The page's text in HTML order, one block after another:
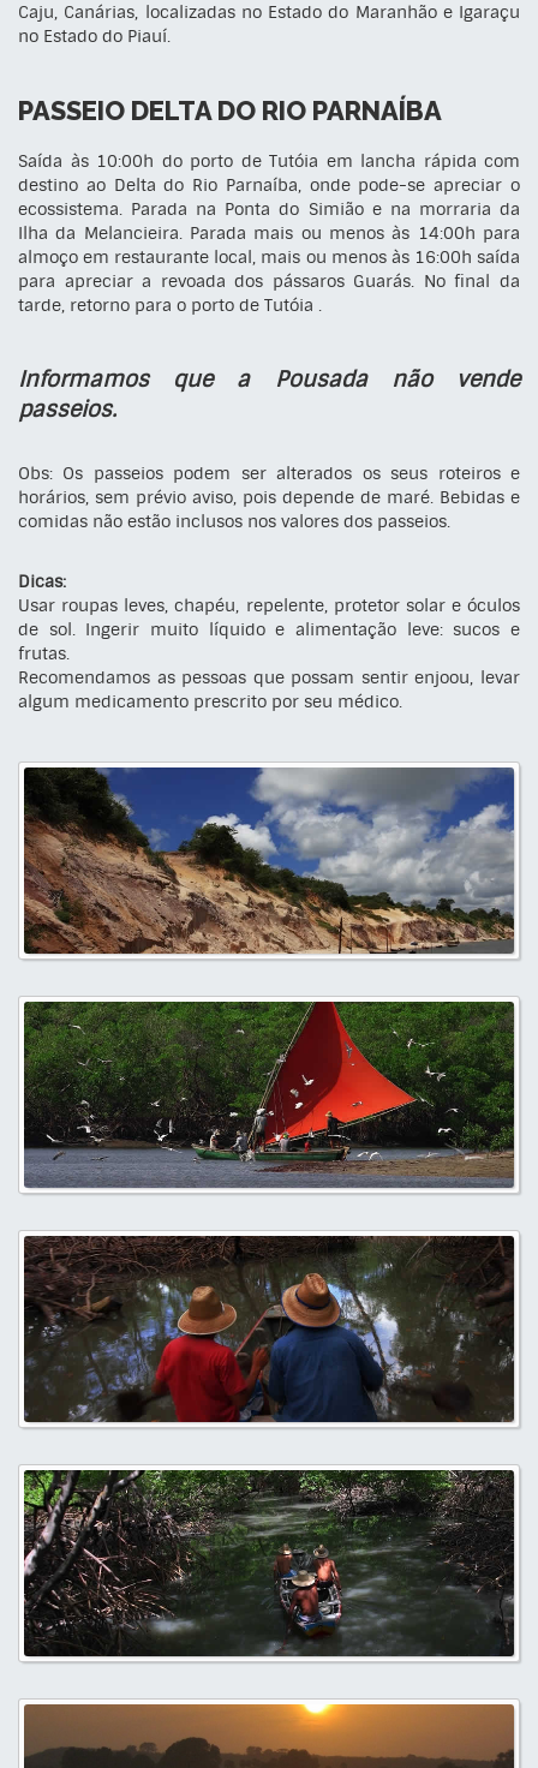
Caju, Canárias, localizadas no Estado do Maranhão e Igaraçu
no Estado do Piauí.
PASSEIO DELTA DO RIO PARNAÍBA
Saída às 10:00h do porto de Tutóia em lancha rápida com
destino ao Delta do Rio Parnaíba, onde pode-se apreciar o
ecossistema. Parada na Ponta do Simião e na morraria da
Ilha da Melancieira. Parada mais ou menos às 14:00h para
almoço em restaurante local, mais ou menos às 16:00h saída
para apreciar a revoada dos pássaros Guarás. No final da
tarde, retorno para o porto de Tutóia .
Informamos que a Pousada não vende
passeios.
Obs: Os passeios podem ser alterados os seus roteiros e
horários, sem prévio aviso, pois depende de maré. Bebidas e
comidas não estão inclusos nos valores dos passeios.
Dicas:
Usar roupas leves, chapéu, repelente, protetor solar e óculos
de sol. Ingerir muito líquido e alimentação leve: sucos e
frutas.
Recomendamos as pessoas que possam sentir enjoou, levar
algum medicamento prescrito por seu médico.